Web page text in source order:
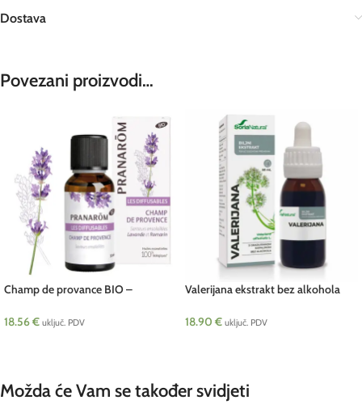
Dostava
Povezani proizvodi…
Champ de provance BIO –
Pranarom
18.56€ uključ. PDV
Valerijana ekstrakt bez alkohola
18.90 € uključ. PDV
Možda će Vam se također svidjeti